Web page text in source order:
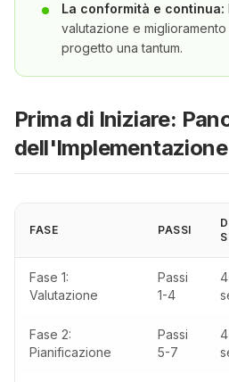
La conformità e continua:
valutazione e
progetto una tantum.
Prima di Iniziare:
dell'Implementazione
FASE PASSI
Fase 1:
Valutazione
Passi
1-4
Fase 2:
Pianificazione
Passi
5-7